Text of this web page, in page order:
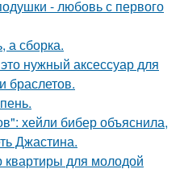
- любовь с первого
а сборка.
нужный аксессуар для
браслетов.
хейли бибер объяснила,
Джастина.
квартиры для молодой